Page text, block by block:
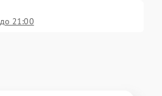
21:00